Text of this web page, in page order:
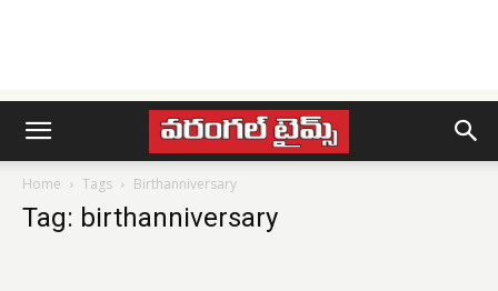
Home Tags Birthanniversary
Tag: birthanniversary